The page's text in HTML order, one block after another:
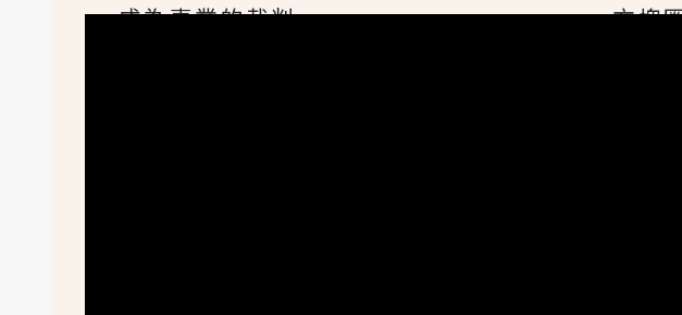
成為專業的裁判 方塊